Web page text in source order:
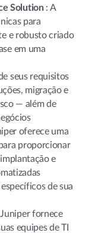
Solution : A
para
e robusto criado
em uma
seus requisitos
migração e
— além de
oferece uma
proporcionar
e
de sua
Juniper fornece
equipes de TI